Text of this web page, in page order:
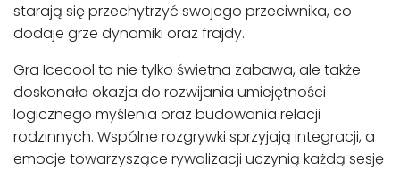
starają się przechytrzyć swojego przeciwnika, co
dodaje grze dynamiki oraz frajdy.
Gra Icecool to nie tylko świetna zabawa, ale także
doskonała okazja do rozwijania umiejętności
logicznego myślenia oraz budowania relacji
rodzinnych. Wspólne rozgrywki sprzyjają integracji, a
emocje towarzyszące rywalizacji uczynią każdą sesję